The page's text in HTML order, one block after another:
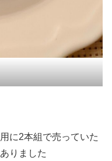
に2本組で売っていた
りました